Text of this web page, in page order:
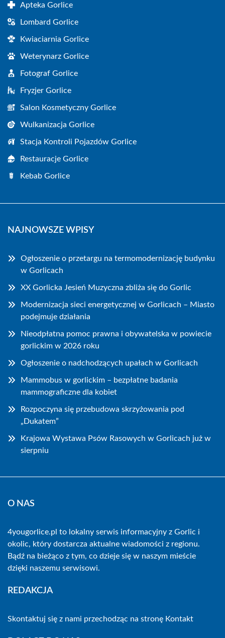
Apteka Gorlice
Lombard Gorlice
Kwiaciarnia Gorlice
Weterynarz Gorlice
Fotograf Gorlice
Fryzjer Gorlice
Salon Kosmetyczny Gorlice
Wulkanizacja Gorlice
Stacja Kontroli Pojazdów Gorlice
Restauracje Gorlice
Kebab Gorlice
NAJNOWSZE WPISY
Ogłoszenie o przetargu na termomodernizację budynku
w Gorlicach
XX Gorlicka Jesień Muzyczna zbliża się do Gorlic
Modernizacja sieci energetycznej w Gorlicach – Miasto
podejmuje działania
Nieodpłatna pomoc prawna i obywatelska w powiecie
gorlickim w 2026 roku
Ogłoszenie o nadchodzących upałach w Gorlicach
Mammobus w gorlickim – bezpłatne badania
mammograficzne dla kobiet
Rozpoczyna się przebudowa skrzyżowania pod
„Dukatem”
Krajowa Wystawa Psów Rasowych w Gorlicach już w
sierpniu
O NAS
4yougorlice.pl to lokalny serwis informacyjny z Gorlic i
okolic, który dostarcza aktualne wiadomości z regionu.
Bądź na bieżąco z tym, co dzieje się w naszym mieście
dzięki naszemu serwisowi.
REDAKCJA
Skontaktuj się z nami przechodząc na stronę Kontakt